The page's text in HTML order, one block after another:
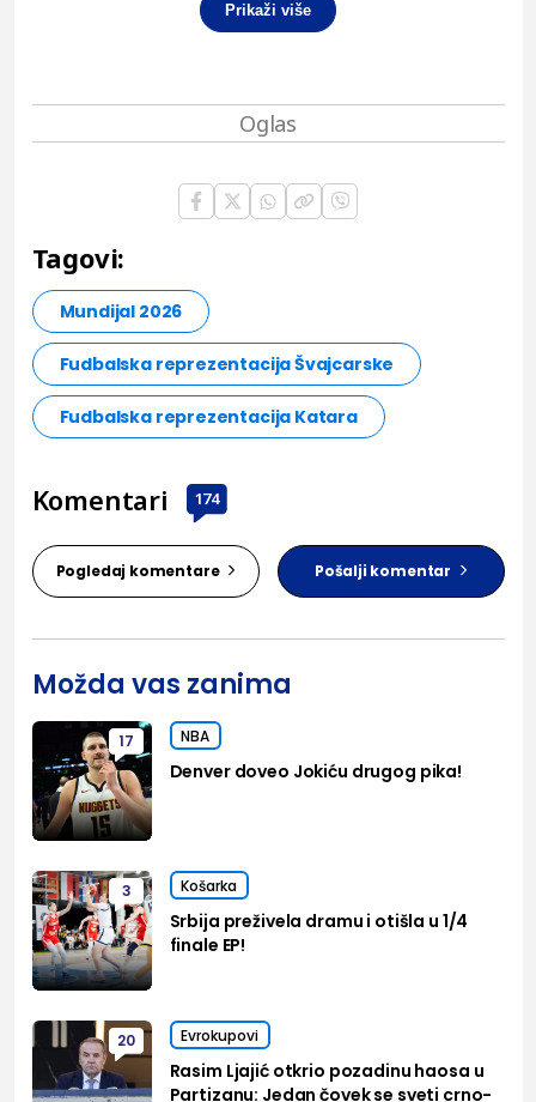
Prikaži više
Tagovi:
Mundijal 2026
Fudbalska reprezentacija Švajcarske
Fudbalska reprezentacija Katara
Komentari 174
Pogledaj komentare Pošalji komentar
Možda vas zanima
17 NBA
Denver doveo Jokiću drugog pika!
3 Košarka
Srbija preživela dramu i otišla u 1/4
finale EP!
20 Evrokupovi
Rasim Ljajić otkrio pozadinu haosa u
Partizanu: Jedan čovek se sveti crno-